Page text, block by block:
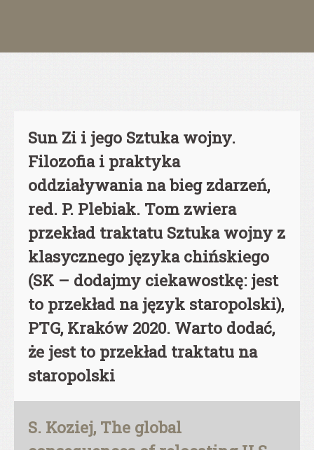
Sun Zi i jego Sztuka wojny.
Filozofia i praktyka
oddziaływania na bieg zdarzeń,
red. P. Plebiak. Tom zwiera
przekład traktatu Sztuka wojny z
klasycznego języka chińskiego
(SK – dodajmy ciekawostkę: jest
to przekład na język staropolski),
PTG, Kraków 2020. Warto dodać,
że jest to przekład traktatu na
staropolski
S. Koziej, The global